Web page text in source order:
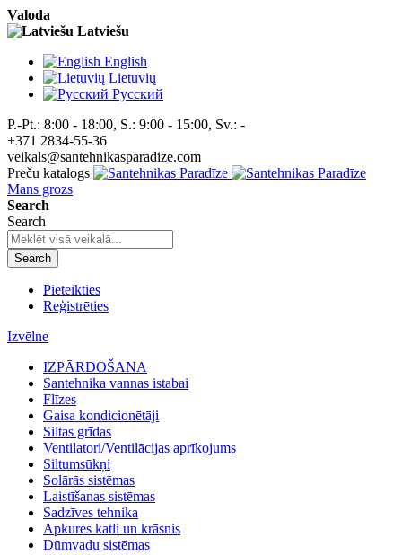
Valoda
Latviešu
English
Lietuvių
Pусский
P.-Pt.: 8:00 - 18:00, S.: 9:00 - 15:00, Sv.: -
+371 2834-55-36
veikals@santehnikasparadize.com
Preču katalogs
Mans grozs
Search
Search
Search
Pieteikties
Reģistrēties
Izvēlne
IZPĀRDOŠANA
Santehnika vannas istabai
Flīzes
Gaisa kondicionētāji
Siltas grīdas
Ventilatori/Ventilācijas aprīkojums
Siltumsūkņi
Solārās sistēmas
Laistīšanas sistēmas
Sadzīves tehnika
Apkures katli un krāsnis
Dūmvadu sistēmas